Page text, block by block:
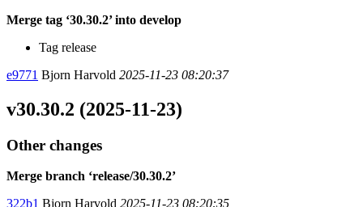
Merge tag ‘30.30.2’ into develop
Tag release
e9771 Bjorn Harvold 2025-11-23 08:20:37
v30.30.2 (2025-11-23)
Other changes
Merge branch ‘release/30.30.2’
322b1 Bjorn Harvold 2025-11-23 08:20:35